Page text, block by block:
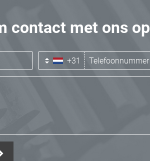
contact met ons op
+31